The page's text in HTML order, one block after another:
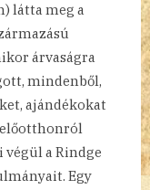
látta meg a
árvaságra
mindenből,
ajándékokat
a Rindge
Egy